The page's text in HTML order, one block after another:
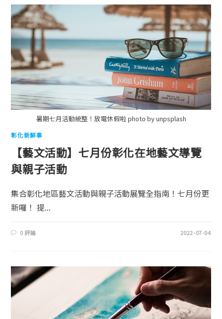
暑期七月活動統整！放電休假啦 photo by unpsplash
彰化新鮮事
【藝文活動】七月份彰化在地藝文導覽
與親子活動
集合彰化地區藝文活動與親子活動展覽全指南！七月份更
新囉！ 提...
0 評論 2022-07-04